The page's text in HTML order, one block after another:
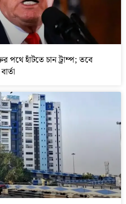
পথে হাঁটতে চান ট্রাম্প; তবে